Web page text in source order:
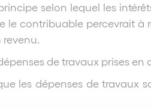
selon lequel les
contribuable percevrait à
de travaux prises en
les dépenses de travaux